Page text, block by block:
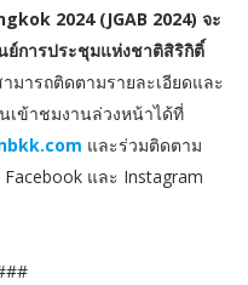
2024 (JGAB 2024) จะ
การประชุมแห่งชาติสิริกิติ์
มารถติดตามรายละเอียดและ
เข้าชมงานล่วงหน้าได้ที่
และร่วมติดตาม
และ Instagram